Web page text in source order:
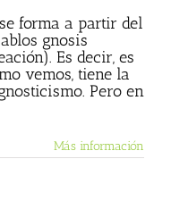
forma a partir del
gnosis
Es decir, es
vemos, tiene la
Pero en
Más información